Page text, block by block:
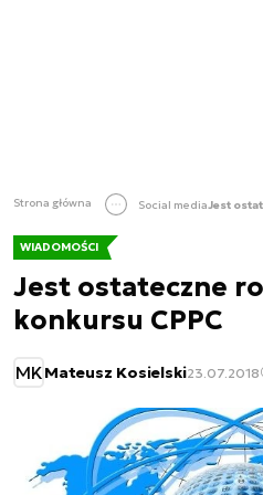
Strona główna Social media
WIADOMOŚCI
Jest ostateczne
konkursu CPPC
MKMateusz Kosielski23.07.2018